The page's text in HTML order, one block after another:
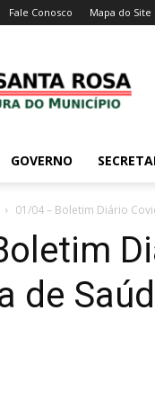
Fale Conosco Mapa do Site
GOVERNO
01/04 – Boletim Diário
de